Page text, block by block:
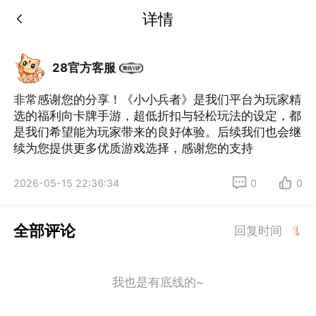
详情
28官方客服
非常感谢您的分享！《小小兵者》是我们平台为玩家精
选的福利向卡牌手游，超低折扣与轻松玩法的设定，都
是我们希望能为玩家带来的良好体验。后续我们也会继
续为您提供更多优质游戏选择，感谢您的支持
2026-05-15 22:36:34 0 0
全部评论 回复时间
我也是有底线的~